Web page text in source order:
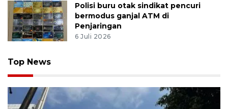
Polisi buru otak sindikat pencuri
bermodus ganjal ATM di
Penjaringan
6 Juli 2026
Top News